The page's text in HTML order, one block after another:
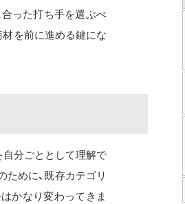
った打ち手を選ぶべ
材を前に進める鍵にな
自分ごととして理解で
めに、既存カテゴリ
かなり変わってきま